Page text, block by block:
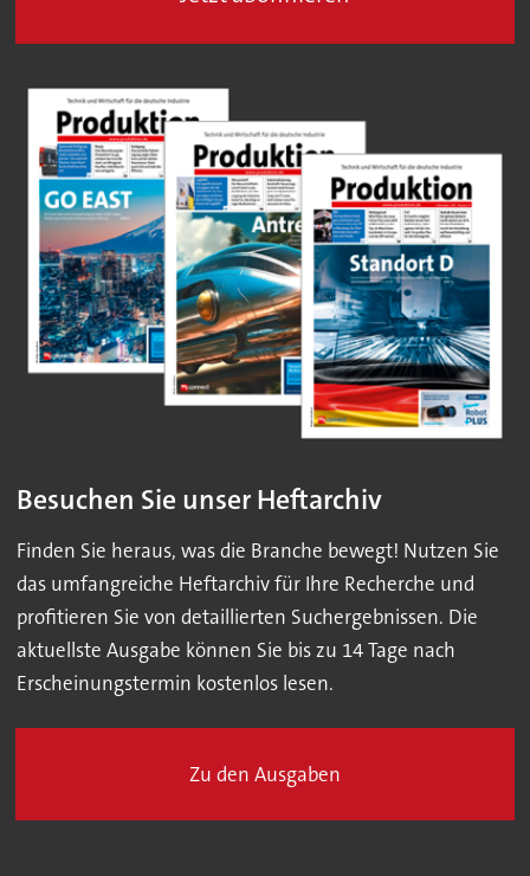
Besuchen Sie unser Heftarchiv
Finden Sie heraus, was die Branche bewegt! Nutzen Sie
das umfangreiche Heftarchiv für Ihre Recherche und
profitieren Sie von detaillierten Suchergebnissen. Die
aktuellste Ausgabe können Sie bis zu 14 Tage nach
Erscheinungstermin kostenlos lesen.
Zu den Ausgaben